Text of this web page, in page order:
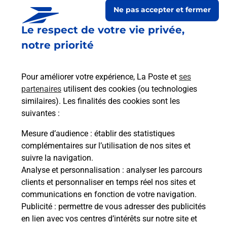
Le respect de votre vie privée,
notre priorité
Pour améliorer votre expérience, La Poste et ses
partenaires utilisent des cookies (ou technologies
similaires). Les finalités des cookies sont les
suivantes :
Mesure d’audience : établir des statistiques
complémentaires sur l’utilisation de nos sites et
suivre la navigation.
Analyse et personnalisation : analyser les parcours
clients et personnaliser en temps réel nos sites et
communications en fonction de votre navigation.
Publicité : permettre de vous adresser des publicités
en lien avec vos centres d’intérêts sur notre site et
Ne pas accepter et fermer
Prochaine collecte du courrierlundià 08h00
50 Avenue Leon Boussuge
46230 Montdoumerc
Itinéraire
Le lien s'ouvre dans un nouvel onglet